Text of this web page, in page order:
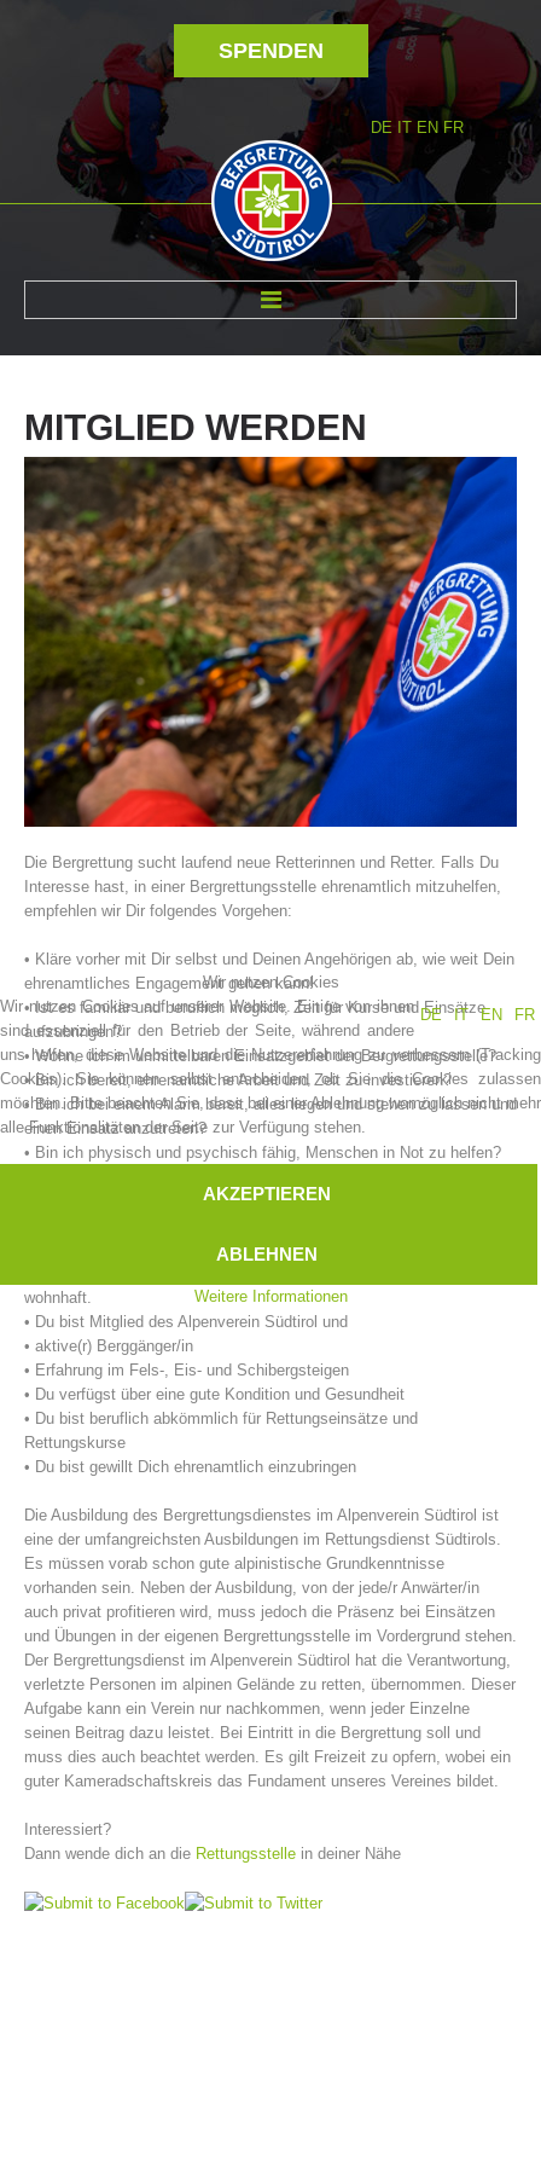
SPENDEN
DE IT EN FR
Bergrettungsstellen
MITGLIED WERDEN
Die Bergrettung sucht laufend neue Retterinnen und Retter. Falls Du
Interesse hast, in einer Bergrettungsstelle ehrenamtlich mitzuhelfen,
empfehlen wir Dir folgendes Vorgehen:
• Kläre vorher mit Dir selbst und Deinen Angehörigen ab, wie weit Dein
ehrenamtliches Engagement gehen kann!
• Ist es familiär und beruflich möglich, Zeit für Kurse und Einsätze
aufzubringen?
• Wohne ich im unmittelbaren Einsatzgebiet der Bergrettungsstelle?
• Bin ich bereit, ehrenamtliche Arbeit und Zeit zu investieren?
• Bin ich bei einem Alarm bereit, alles liegen und stehen zu lassen und
einen Einsatz anzutreten?
• Bin ich physisch und psychisch fähig, Menschen in Not zu helfen?
Unsere Anforderungen an eine/n Bergretter/in:
• Du hast das 18. Lebensjahr vollendet.
wohnhaft.
• Du bist Mitglied des Alpenverein Südtirol und
• aktive(r) Berggänger/in
• Erfahrung im Fels-, Eis- und Schibergsteigen
• Du verfügst über eine gute Kondition und Gesundheit
• Du bist beruflich abkömmlich für Rettungseinsätze und
Rettungskurse
• Du bist gewillt Dich ehrenamtlich einzubringen
Die Ausbildung des Bergrettungsdienstes im Alpenverein Südtirol ist
eine der umfangreichsten Ausbildungen im Rettungsdienst Südtirols.
Es müssen vorab schon gute alpinistische Grundkenntnisse
vorhanden sein. Neben der Ausbildung, von der jede/r Anwärter/in
auch privat profitieren wird, muss jedoch die Präsenz bei Einsätzen
und Übungen in der eigenen Bergrettungsstelle im Vordergrund stehen.
Der Bergrettungsdienst im Alpenverein Südtirol hat die Verantwortung,
verletzte Personen im alpinen Gelände zu retten, übernommen. Dieser
Aufgabe kann ein Verein nur nachkommen, wenn jeder Einzelne
seinen Beitrag dazu leistet. Bei Eintritt in die Bergrettung soll und
muss dies auch beachtet werden. Es gilt Freizeit zu opfern, wobei ein
guter Kameradschaftskreis das Fundament unseres Vereines bildet.
Interessiert?
Dann wende dich an die Rettungsstelle in deiner Nähe
Wir nutzen Cookies
DE
IT EN FR
Wir nutzen Cookies auf unserer Website. Einige von ihnen
sind essenziell für den Betrieb der Seite, während andere
uns helfen, diese Website und die Nutzererfahrung zu verbessern (Tracking
Cookies). Sie können selbst entscheiden, ob Sie die Cookies zulassen
möchten. Bitte beachten Sie, dass bei einer Ablehnung womöglich nicht mehr
alle Funktionalitäten der Seite zur Verfügung stehen.
AKZEPTIEREN
ABLEHNEN
Weitere Informationen